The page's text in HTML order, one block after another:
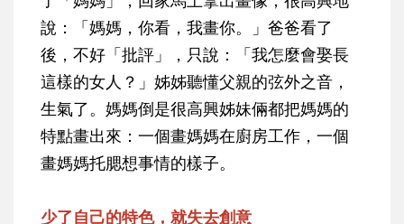
說：「媽媽，你看，我畫你。」爸爸看了
後，不好「批評」，只說：「我怎麼會娶長
這樣的女人？」姊姊聽懂父親的弦外之音，
生氣了。媽媽倒是很高興姊妹倆都把媽媽的
特點畫出來：一個畫媽媽在廚房工作，一個
畫媽媽托腮想事情的樣子。
少了自己的特色，就失去創意